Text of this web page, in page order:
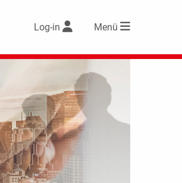
Log-in Menü